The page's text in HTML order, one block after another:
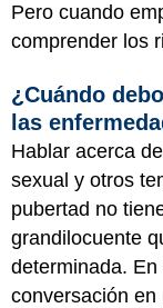
Pero cuando
comprender los
¿Cuándo
las
Hablar acerca
sexual y otros
pubertad no
grandilocuente
determinada.
conversación